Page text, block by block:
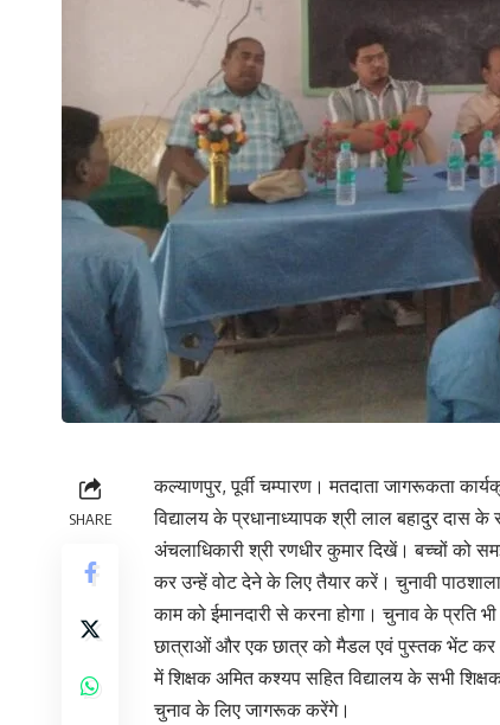
SHARE
कल्याणपुर, पूर्वी चम्पारण। मतदाता जागरूकता
विद्यालय के प्रधानाध्यापक श्री लाल बहादुर दास
अंचलाधिकारी श्री रणधीर कुमार दिखें। बच्चों को
कर उन्हें वोट देने के लिए तैयार करें। चुनावी
काम को ईमानदारी से करना होगा। चुनाव के प्रति
छात्राओं और एक छात्र को मैडल एवं पुस्तक भेंट कर
में शिक्षक अमित कश्यप सहित विद्यालय के सभी
चुनाव के लिए जागरूक करेंगे।